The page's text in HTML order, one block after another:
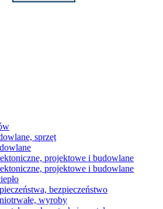
sprzęt
projektowe i budowlane
projektowe i budowlane
bezpieczeństwo
wyroby